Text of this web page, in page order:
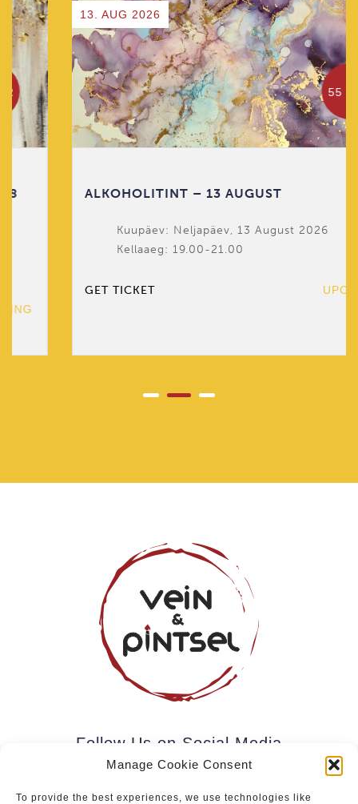
Manage Cookie Consent
To provide the best experiences, we use technologies like
13. AUG 2026
55 EUR
ALKOHOLITINT – 13 AUGUST
Kuupäev: Neljapäev, 13 August 2026
Kellaaeg: 19.00-21.00
GET TICKET UPCOMING
Follow Us on Social Media